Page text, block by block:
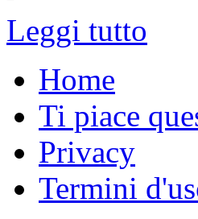
Leggi tutto
Home
Ti piace
Privacy
Termini